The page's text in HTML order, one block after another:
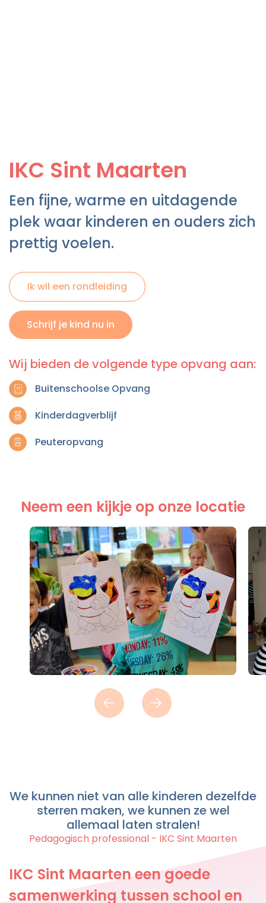
IKC Sint Maarten
Een fijne, warme en uitdagende
plek waar kinderen en ouders zich
prettig voelen.
Ik wil een rondleiding
Schrijf je kind nu in
Wij bieden de volgende type opvang aan:
Buitenschoolse Opvang
Kinderdagverblijf
Peuteropvang
Neem een kijkje op onze locatie
We kunnen niet van alle kinderen dezelfde
sterren maken, we kunnen ze wel
allemaal laten stralen!
Pedagogisch professional - IKC Sint Maarten
IKC Sint Maarten een goede
samenwerking tussen school en